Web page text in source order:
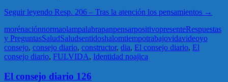
Seguir leyendo Resp. 206 – Tras la atención los pensamientos →
morénaciónnormaolampalabrapanpensarpositivopresenteRespuestas
y PreguntasSaludSaludsentidoshalomtiempotrabajovidavideoyo
consejo, consejo diario, constructor, dia, El consejo diario, El
consejo diario, FULVIDA, Identidad noajica
El consejo diario 126